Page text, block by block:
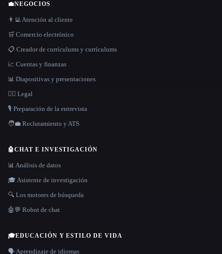
💼NEGOCIOS
👨‍💻 Atención al cliente
🛒 Comercio electrónico
📋 Creador de currículums y currículums
📈 Cuentas y finanzas
📊 Diapositivas y presentaciones
👩‍⚖️ Legal
🎙️ Preparación de la entrevista
🧑‍💼 Reclutamiento y ATS
🤖CHAT E INVESTIGACIÓN
📊 Análisis de datos
🎓 Asistente de investigación
🔍 Los motores de búsqueda
🤖💬 Robot de chat
🎓EDUCACIÓN Y ESTILO DE VIDA
🗣️ Aprendizaje de idiomas